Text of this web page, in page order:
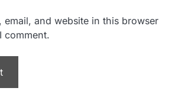
email, and website in this browser
comment.